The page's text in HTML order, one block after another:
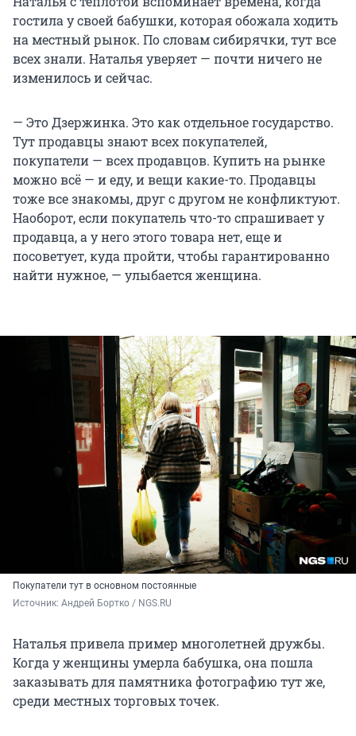
гостила у своей бабушки, которая обожала ходить
на местный рынок. По словам сибирячки, тут все
всех знали. Наталья уверяет — почти ничего не
изменилось и сейчас.
— Это Дзержинка. Это как отдельное государство.
Тут продавцы знают всех покупателей,
покупатели — всех продавцов. Купить на рынке
можно всё — и еду, и вещи какие-то. Продавцы
тоже все знакомы, друг с другом не конфликтуют.
Наоборот, если покупатель что-то спрашивает у
продавца, а у него этого товара нет, еще и
посоветует, куда пройти, чтобы гарантированно
найти нужное, — улыбается женщина.
Покупатели тут в основном постоянные
Источник: Андрей Бортко / NGS.RU
Наталья привела пример многолетней дружбы.
Когда у женщины умерла бабушка, она пошла
заказывать для памятника фотографию тут же,
среди местных торговых точек.